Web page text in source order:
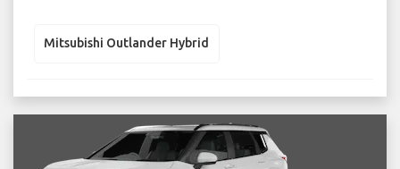
Mitsubishi Outlander Hybrid